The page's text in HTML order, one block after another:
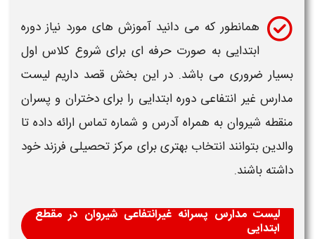
همانطور که می دانید آموزش های مورد نیاز دوره
ابتدایی به صورت حرفه ای برای شروع کلاس اول
بسیار ضروری می باشد. در این بخش قصد داریم لیست
مدارس غیر انتفاعی دوره ابتدایی را برایدختران و پسران
منقطه شیروان به همراه آدرس و شماره تماس ارائه داده تا
والدین بتوانند انتخاب بهتری برای مرکز تحصیلی فرزند خود
داشته باشند.
لیست مدارس پسرانه غیرانتفاعی شیروان در مقطع
ابتدایی